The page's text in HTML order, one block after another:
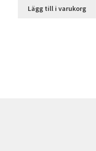
priset
priset
Lägg till i varukorg